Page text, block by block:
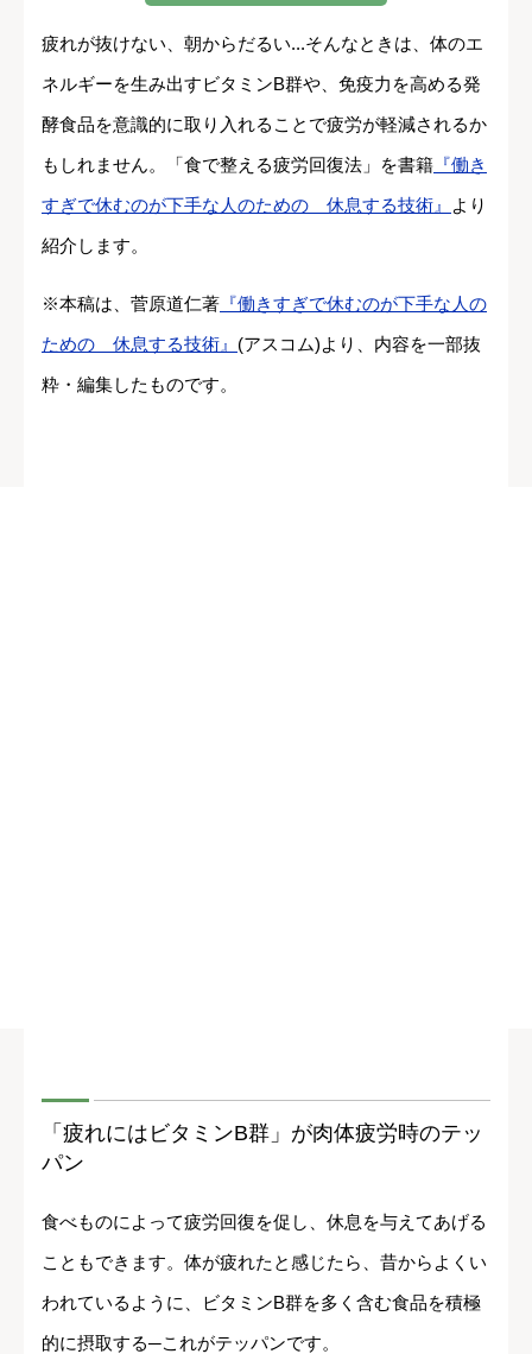
疲れが抜けない、朝からだるい...そんなときは、体のエ
ネルギーを生み出すビタミンB群や、免疫力を高める発
酵食品を意識的に取り入れることで疲労が軽減されるか
もしれません。「食で整える疲労回復法」を書籍 『働き
すぎで休むのが下手な人のための 休息する技術』
より
紹介します。
※本稿は、菅原道仁著 『働きすぎで休むのが下手な人の
ための 休息する技術』 (アスコム)より、内容を一部抜
粋・編集したものです。
「疲れにはビタミンB群」が肉体疲労時のテッ
パン
食べものによって疲労回復を促し、休息を与えてあげる
こともできます。体が疲れたと感じたら、昔からよくい
われているように、ビタミンB群を多く含む食品を積極
的に摂取する─これがテッパンです。